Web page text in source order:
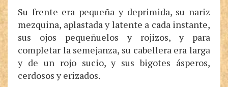
Su frente era pequeña y deprimida, su nariz
mezquina, aplastada y latente a cada instante,
sus ojos pequeñuelos y rojizos, y para
completar la semejanza, su cabellera era larga
y de un rojo sucio, y sus bigotes ásperos,
cerdosos y erizados.